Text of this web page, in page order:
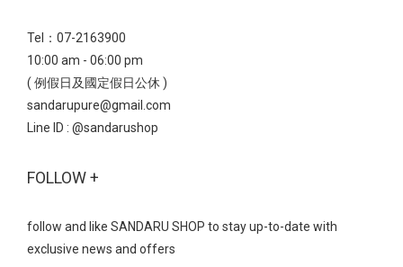
Tel：07-2163900
10:00 am - 06:00 pm
( 例假日及國定假日公休 )
sandarupure@gmail.com
Line ID : @sandarushop
FOLLOW +
follow and like SANDARU SHOP to stay up-to-date with
exclusive news and offers